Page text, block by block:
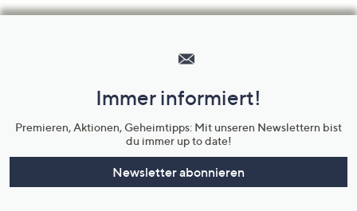
Unternehmensinformationen
Immer informiert!
Premieren, Aktionen, Geheimtipps: Mit unseren Newslettern bist
du immer up to date!
Newsletter abonnieren